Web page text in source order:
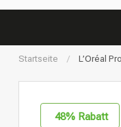
Startseite / L’Oréal
48% Rabatt